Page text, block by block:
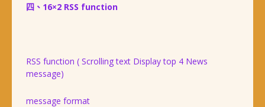
四、16×2 RSS function
RSS function ( Scrolling text Display top 4 News
message)
message format